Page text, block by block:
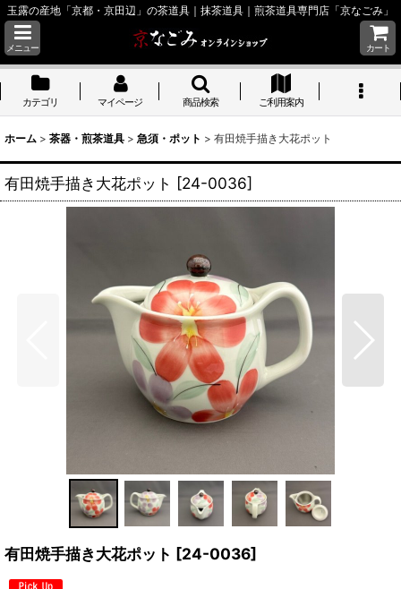
玉露の産地「京都・京田辺」の茶道具｜抹茶道具｜煎茶道具専門店「京なごみ」
メニュー カート
カテゴリ マイページ 商品検索 ご利用案内
ホーム > 茶器・煎茶道具 > 急須・ポット > 有田焼手描き大花ポット
有田焼手描き大花ポット [24-0036]
有田焼手描き大花ポット [24-0036]